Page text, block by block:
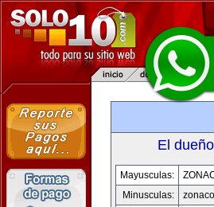
El
Mayusculas:
Minusculas: